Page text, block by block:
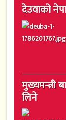
देउवाको
मुख्यमन्त्री
लिने